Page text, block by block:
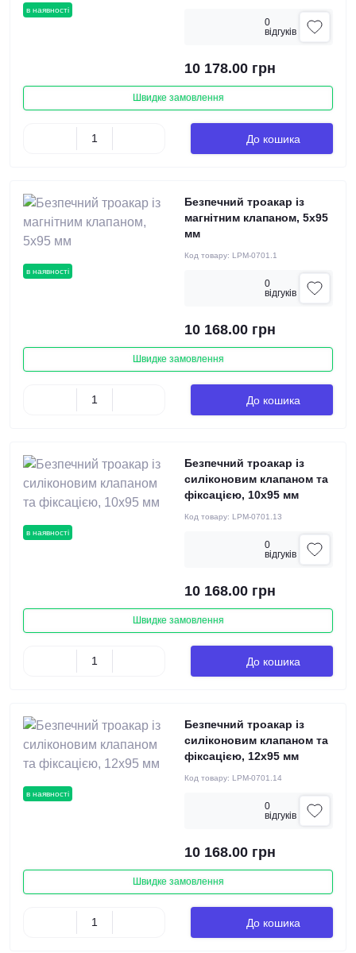
в наявності
0
вiдгукiв
10 178.00 грн
Швидке замовлення
До кошика
в наявності
Безпечний троакар із
магнітним клапаном, 5х95
мм
Код товару: LPM-0701.1
0
вiдгукiв
10 168.00 грн
Швидке замовлення
До кошика
в наявності
Безпечний троакар із
силіконовим клапаном та
фіксацією, 10х95 мм
Код товару: LPM-0701.13
0
вiдгукiв
10 168.00 грн
Швидке замовлення
До кошика
в наявності
Безпечний троакар із
силіконовим клапаном та
фіксацією, 12х95 мм
Код товару: LPM-0701.14
0
вiдгукiв
10 168.00 грн
Швидке замовлення
До кошика